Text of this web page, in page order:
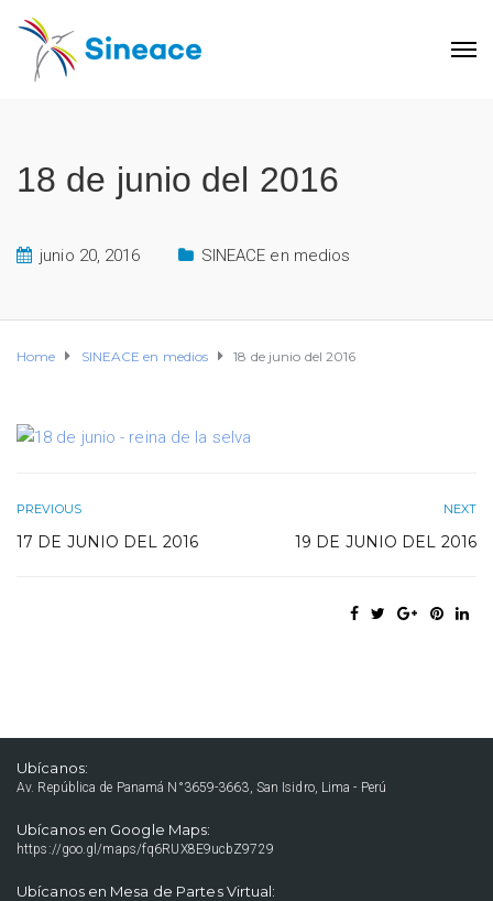
18 de junio del 2016
junio 20, 2016 SINEACE en medios
Home SINEACE en medios 18 de junio del 2016
PREVIOUS
17 DE JUNIO DEL 2016
NEXT
19 DE JUNIO DEL 2016
Ubícanos:
Av. República de Panamá N°3659-3663, San Isidro, Lima - Perú
Ubícanos en Google Maps:
https://goo.gl/maps/fq6RUX8E9ucbZ9729
Ubícanos en Mesa de Partes Virtual: